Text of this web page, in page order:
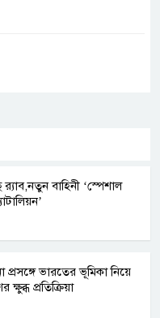
র‍্যাব,নতুন বাহিনী ‘স্পেশাল
প্রসঙ্গে ভারতের ভূমিকা নিয়ে
ক্ষুব্ধ প্রতিক্রিয়া